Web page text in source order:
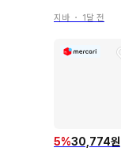
지바 ・ 1달 전
5%30,774원